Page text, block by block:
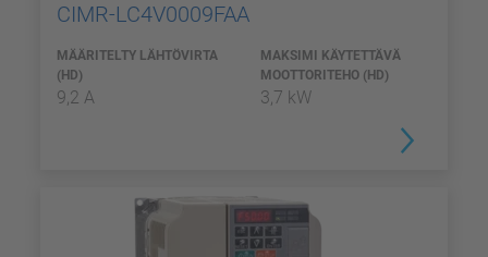
CIMR-LC4V0009FAA
MÄÄRITELTY LÄHTÖVIRTA
(HD)
9,2 A
MAKSIMI KÄYTETTÄVÄ
MOOTTORITEHO (HD)
3,7 kW